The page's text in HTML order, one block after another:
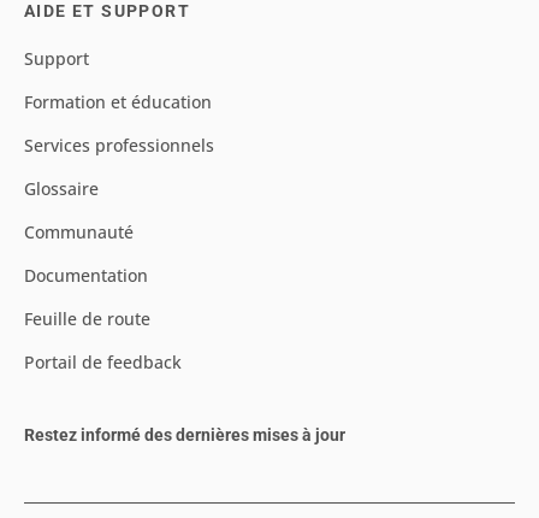
AIDE ET SUPPORT
Support
Formation et éducation
Services professionnels
Glossaire
Communauté
Documentation
Feuille de route
Portail de feedback
Restez informé des dernières mises à jour